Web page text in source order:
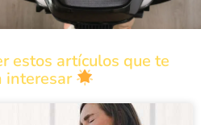
estos artículos que te
interesar